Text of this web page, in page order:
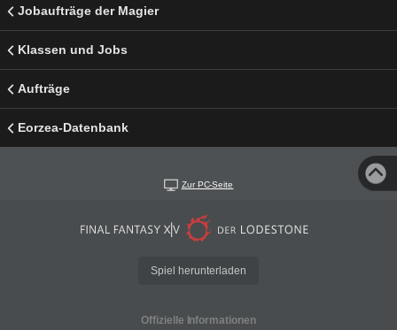
Jobaufträge der Magier
Klassen und Jobs
Aufträge
Eorzea-Datenbank
Zur PC-Seite
Spiel herunterladen
Offizielle Informationen